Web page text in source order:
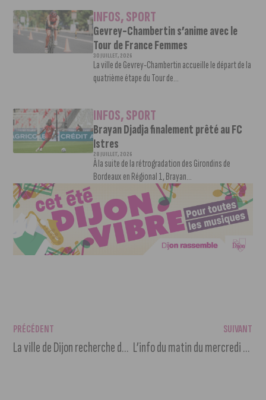
INFOS,SPORT
Gevrey-Chambertin s’anime avec le
Tour de France Femmes
30 JUILLET, 2026
La ville de Gevrey-Chambertin accueille le départ de la
quatrième étape du Tour de...
INFOS,SPORT
Brayan Djadja finalement prêté au FC
Istres
28 JUILLET, 2026
À la suite de la rétrogradation des Girondins de
Bordeaux en Régional 1, Brayan...
PRÉCÉDENT
La ville de Dijon recherche des assesseurs
SUIVANT
L’info du matin du mercredi 30 mars 2022